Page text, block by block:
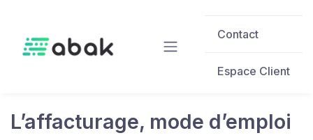
Contact
Espace Client
L’affacturage, mode d’emploi